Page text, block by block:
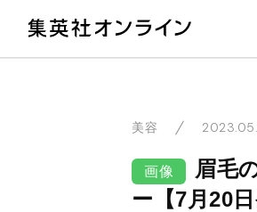
美容
画像
眉毛
ー【7月20日